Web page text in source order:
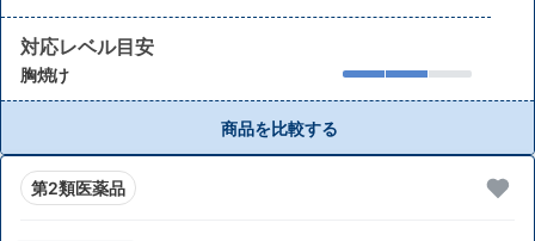
対応レベル目安
胸焼け
商品を比較する
第2類医薬品